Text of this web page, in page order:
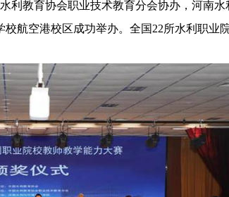
教育协会职业技术教育分会协办，河南水
航空港校区成功举办。全国22所水利职业